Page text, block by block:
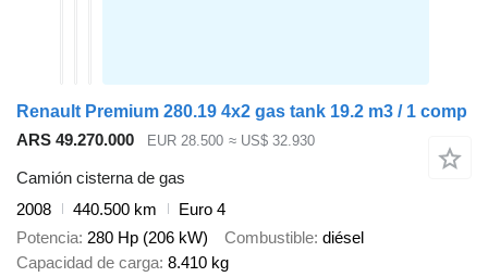
Renault Premium 280.19 4x2 gas tank 19.2 m3 / 1 comp
ARS 49.270.000
EUR 28.500 ≈ US$ 32.930
Camión cisterna de gas
2008
440.500 km
Euro 4
Potencia 280 Hp (206 kW) Combustible diésel
Capacidad de carga 8.410 kg